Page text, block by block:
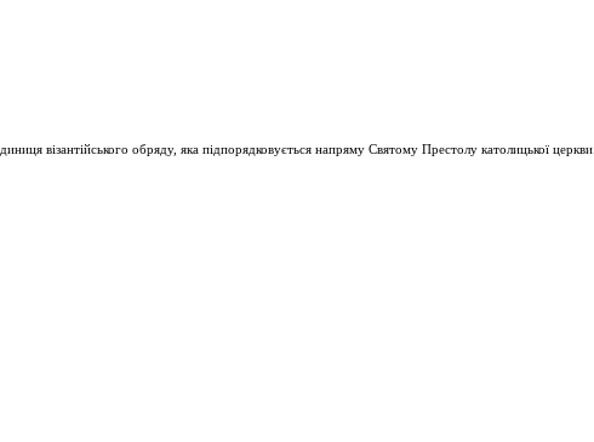
візантійського обряду, яка підпорядковується напряму Святому Престолу католицької церкви.